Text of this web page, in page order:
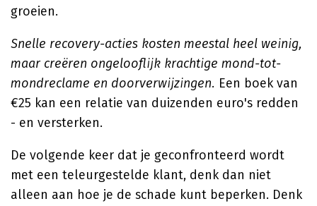
groeien.
Snelle recovery-acties kosten meestal heel weinig,
maar creëren ongelooflijk krachtige mond-tot-
mondreclame en doorverwijzingen. Een boek van
€25 kan een relatie van duizenden euro's redden
- en versterken.
De volgende keer dat je geconfronteerd wordt
met een teleurgestelde klant, denk dan niet
alleen aan hoe je de schade kunt beperken. Denk